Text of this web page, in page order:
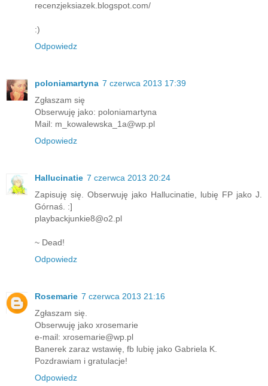
recenzjeksiazek.blogspot.com/
:)
Odpowiedz
poloniamartyna 7 czerwca 2013 17:39
Zgłaszam się
Obserwuję jako: poloniamartyna
Mail: m_kowalewska_1a@wp.pl
Odpowiedz
Hallucinatie 7 czerwca 2013 20:24
Zapisuję się. Obserwuję jako Hallucinatie, lubię FP jako J.
Górnaś. :]
playbackjunkie8@o2.pl
~ Dead!
Odpowiedz
Rosemarie 7 czerwca 2013 21:16
Zgłaszam się.
Obserwuję jako xrosemarie
e-mail: xrosemarie@wp.pl
Banerek zaraz wstawię, fb lubię jako Gabriela K.
Pozdrawiam i gratulacje!
Odpowiedz